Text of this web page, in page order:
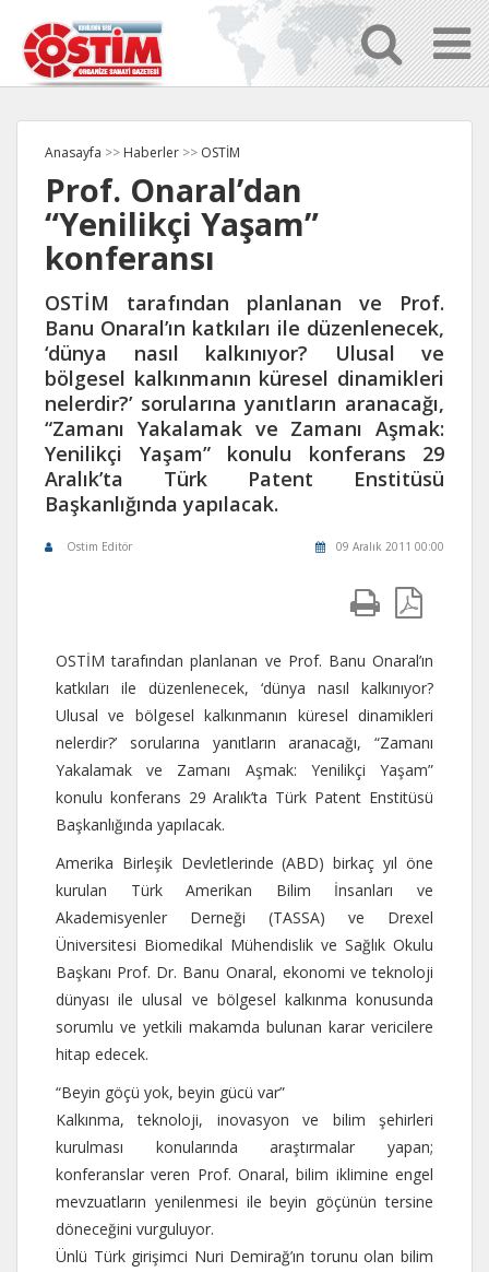
Anasayfa >> Haberler >> OSTİM
Prof. Onaral’dan
“Yenilikçi Yaşam”
konferansı
OSTİM tarafından planlanan ve Prof.
Banu Onaral’ın katkıları ile düzenlenecek,
‘dünya nasıl kalkınıyor? Ulusal ve
bölgesel kalkınmanın küresel dinamikleri
nelerdir?’ sorularına yanıtların aranacağı,
“Zamanı Yakalamak ve Zamanı Aşmak:
Yenilikçi Yaşam” konulu konferans 29
Aralık’ta Türk Patent Enstitüsü
Başkanlığında yapılacak.
Ostim Editör 09 Aralık 2011 00:00
OSTİM tarafından planlanan ve Prof. Banu Onaral’ın
katkıları ile düzenlenecek, ‘dünya nasıl kalkınıyor?
Ulusal ve bölgesel kalkınmanın küresel dinamikleri
nelerdir?’ sorularına yanıtların aranacağı, “Zamanı
Yakalamak ve Zamanı Aşmak: Yenilikçi Yaşam”
konulu konferans 29 Aralık’ta Türk Patent Enstitüsü
Başkanlığında yapılacak.
Amerika Birleşik Devletlerinde (ABD) birkaç yıl öne
kurulan Türk Amerikan Bilim İnsanları ve
Akademisyenler Derneği (TASSA) ve Drexel
Üniversitesi Biomedikal Mühendislik ve Sağlık Okulu
Başkanı Prof. Dr. Banu Onaral, ekonomi ve teknoloji
dünyası ile ulusal ve bölgesel kalkınma konusunda
sorumlu ve yetkili makamda bulunan karar vericilere
hitap edecek.
“Beyin göçü yok, beyin gücü var”
Kalkınma, teknoloji, inovasyon ve bilim şehirleri
kurulması konularında araştırmalar yapan;
konferanslar veren Prof. Onaral, bilim iklimine engel
mevzuatların yenilenmesi ile beyin göçünün tersine
döneceğini vurguluyor.
Ünlü Türk girişimci Nuri Demirağ’ın torunu olan bilim